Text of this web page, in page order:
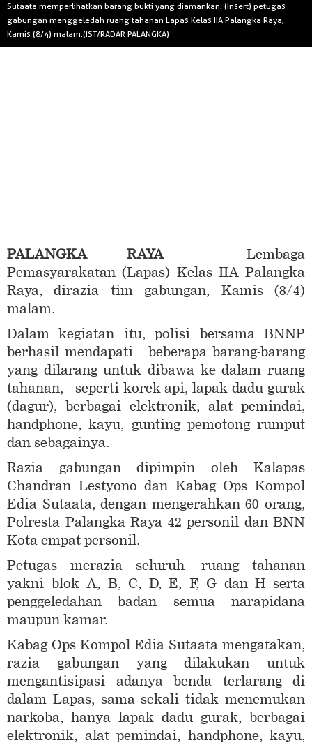
Sutaata memperlihatkan barang bukti yang diamankan. (Insert) petugas
gabungan menggeledah ruang tahanan Lapas Kelas IIA Palangka Raya,
Kamis (8/4) malam.(IST/RADAR PALANGKA)
PALANGKA RAYA- Lembaga
Pemasyarakatan (Lapas) Kelas IIA Palangka
Raya, dirazia tim gabungan, Kamis (8/4)
malam.
Dalam kegiatan itu, polisi bersama BNNP
berhasil mendapati beberapa barang-barang
yang dilarang untuk dibawa ke dalam ruang
tahanan, seperti korek api, lapak dadu gurak
(dagur), berbagai elektronik, alat pemindai,
handphone, kayu, gunting pemotong rumput
dan sebagainya.
Razia gabungan dipimpin oleh Kalapas
Chandran Lestyono dan Kabag Ops Kompol
Edia Sutaata, dengan mengerahkan 60 orang,
Polresta Palangka Raya 42 personil dan BNN
Kota empat personil.
Petugas merazia seluruh ruang tahanan
yakni blok A, B, C, D, E, F, G dan H serta
penggeledahan badan semua narapidana
maupun kamar.
Kabag Ops Kompol Edia Sutaata mengatakan,
razia gabungan yang dilakukan untuk
mengantisipasi adanya benda terlarang di
dalam Lapas, sama sekali tidak menemukan
narkoba, hanya lapak dadu gurak, berbagai
elektronik, alat pemindai, handphone, kayu,